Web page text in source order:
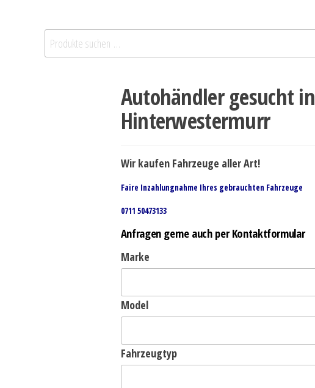
Autohändler gesucht in
Hinterwestermurr
Wir kaufen Fahrzeuge aller Art!
Faire Inzahlungnahme Ihres gebrauchten Fahrzeuge
0711 50473133
Anfragen gerne auch per Kontaktformular
Marke
Model
Fahrzeugtyp